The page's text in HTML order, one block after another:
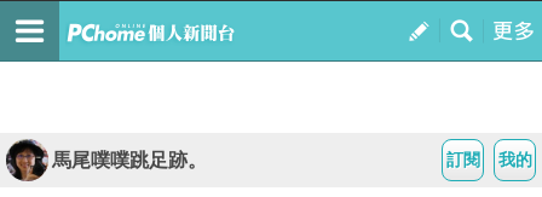
我的
訂閱
馬尾噗噗跳足跡。